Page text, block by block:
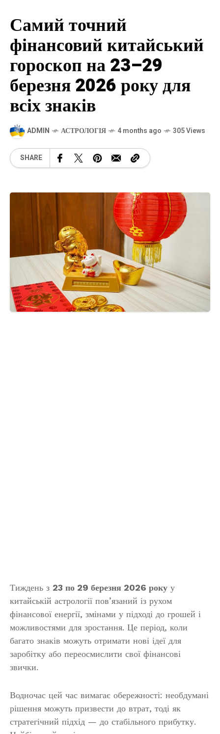
Самий точний
фінансовий китайський
гороскоп на 23–29
березня 2026 року для
всіх знаків
ADMIN АСТРОЛОГІЯ 4 months ago 305 Views
SHARE
Тиждень з 23 по 29 березня 2026 року у
китайській астрології пов’язаний із рухом
фінансової енергії, змінами у підході до грошей і
можливостями для зростання. Це період, коли
багато знаків можуть отримати нові ідеї для
заробітку або переосмислити свої фінансові
звички.
Водночас цей час вимагає обережності: необдумані
рішення можуть призвести до втрат, тоді як
стратегічний підхід — до стабільного прибутку.